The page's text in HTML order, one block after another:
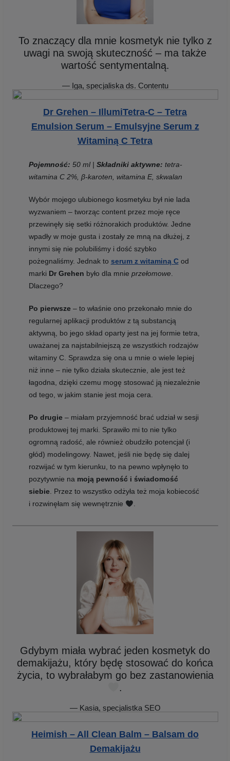
To znaczący dla mnie kosmetyk nie tylko z
uwagi na swoją skuteczność – ma także
wartość sentymentalną.
— Iga, specjaliska ds. Contentu
Dr Grehen – IllumiTetra-C – Tetra
Emulsion Serum – Emulsyjne Serum z
Witaminą C Tetra
Pojemność: 50 ml | Składniki aktywne: tetra-
witamina C 2%, β-karoten, witamina E, skwalan
Wybór mojego ulubionego kosmetyku był nie lada
wyzwaniem – tworząc content przez moje ręce
przewinęły się setki różnorakich produktów. Jedne
wpadły w moje gusta i zostały ze mną na dłużej, z
innymi się nie polubiliśmy i dość szybko
pożegnaliśmy. Jednak to serum z witaminą Cod
marki Dr Grehen było dla mnie przełomowe.
Dlaczego?
Po pierwsze– to właśnie ono przekonało mnie do
regularnej aplikacji produktów z tą substancją
aktywną, bo jego skład oparty jest na jej formie tetra,
uważanej za najstabilniejszą ze wszystkich rodzajów
witaminy C. Sprawdza się ona u mnie o wiele lepiej
niż inne – nie tylko działa skutecznie, ale jest też
łagodna, dzięki czemu mogę stosować ją niezależnie
od tego, w jakim stanie jest moja cera.
Po drugie– miałam przyjemność brać udział w sesji
produktowej tej marki. Sprawiło mi to nie tylko
ogromną radość, ale również obudziło potencjał (i
głód) modelingowy. Nawet, jeśli nie będę się dalej
rozwijać w tym kierunku, to na pewno wpłynęło to
pozytywnie na moją pewność i świadomość
siebie. Przez to wszystko odżyła też moja kobiecość
i rozwinęłam się wewnętrznie
.
Gdybym miała wybrać jeden kosmetyk do
demakijażu, który będę stosować do końca
życia, to wybrałabym go bez zastanowienia
.
— Kasia, specjalistka SEO
Heimish – All Clean Balm – Balsam do
Demakijażu